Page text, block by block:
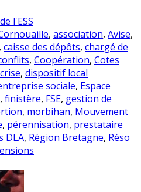
l'ESS
, association, Avise,
, caisse des dépôts, chargé de
, Coopération, Cotes
crise, dispositif local
sociale, Espace
, finistère, FSE, gestion de
, morbihan, Mouvement
, pérennisation, prestataire
DLA, Région Bretagne, Réso